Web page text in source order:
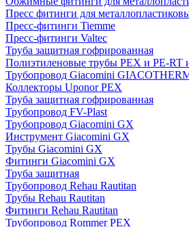
Пресс фитинги для
Пресс-фитинги Tiemme
Пресс-фитинги Valtec
Труба защитная гофрированная
Полиэтиленовые трубы PEX и PE-RT
Трубопровод Giacomini
Коллекторы Uponor PEX
Труба защитная гофрированная
Трубопровод FV-Plast
Трубопровод Giacomini GX
Инструмент Giacomini GX
Трубы Giacomini GX
Фитинги Giacomini GX
Труба защитная
Трубопровод Rehau Rautitan
Трубы Rehau Rautitan
Фитинги Rehau Rautitan
Трубопровод Rommer PEX